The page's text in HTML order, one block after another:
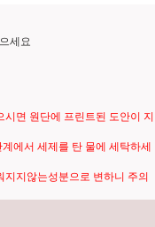
세요
면 원단에 프린트된 도안이 지
에서 세제를 탄 물에 세탁하세
지않는성분으로 변하니 주의